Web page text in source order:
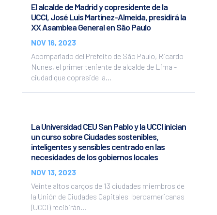
El alcalde de Madrid y copresidente de la
UCCI, José Luis Martínez-Almeida, presidirá la
XX Asamblea General en São Paulo
NOV 16, 2023
Acompañado del Prefeito de São Paulo, Ricardo
Nunes, el primer teniente de alcalde de Lima -
ciudad que copreside la...
La Universidad CEU San Pablo y la UCCI inician
un curso sobre Ciudades sostenibles,
inteligentes y sensibles centrado en las
necesidades de los gobiernos locales
NOV 13, 2023
Veinte altos cargos de 13 ciudades miembros de
la Unión de Ciudades Capitales Iberoamericanas
(UCCI) recibirán...